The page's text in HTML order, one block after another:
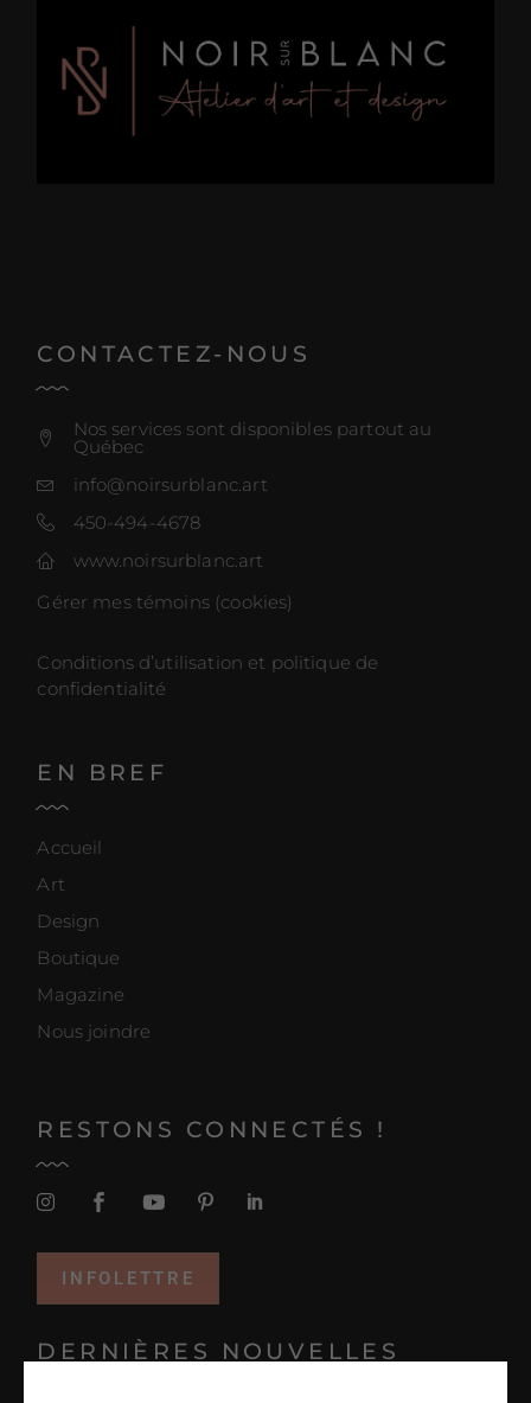
CONTACTEZ-NOUS
Nos services sont disponibles partout au
Québec
info@noirsurblanc.art
450-494-4678
www.noirsurblanc.art
Gérer mes témoins (cookies)
Conditions d’utilisation et politique de
confidentialité
EN BREF
Accueil
Art
Design
Boutique
Magazine
Nous joindre
RESTONS CONNECTÉS !
INFOLETTRE
DERNIÈRES NOUVELLES